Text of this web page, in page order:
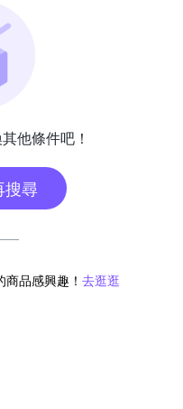
他條件吧！
搜尋
品感興趣！ 去逛逛